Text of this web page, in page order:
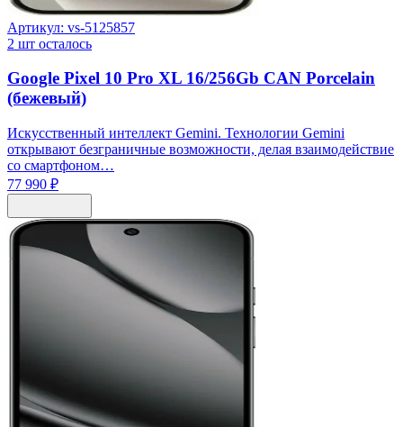
Артикул: vs-5125857
2 шт осталось
Google Pixel 10 Pro XL 16/256Gb CAN Porcelain
(бежевый)
Искусственный интеллект Gemini. Технологии Gemini
открывают безграничные возможности, делая взаимодействие
со смартфоном…
77 990 ₽